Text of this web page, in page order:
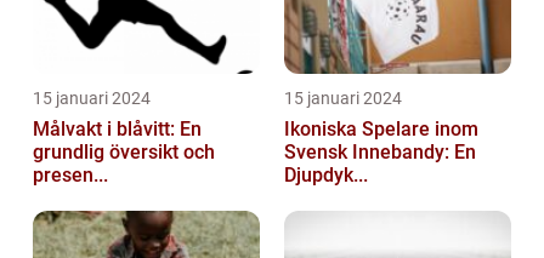
15 januari 2024
Målvakt i blåvitt: En
grundlig översikt och
presen...
15 januari 2024
Ikoniska Spelare inom
Svensk Innebandy: En
Djupdyk...